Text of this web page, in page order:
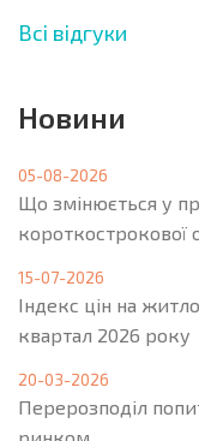
Всі відгуки
Новини
05-08-2026
Що змінюється у
короткострокової
15-07-2026
Індекс цін на
квартал 2026 року
20-03-2026
Перерозподіл